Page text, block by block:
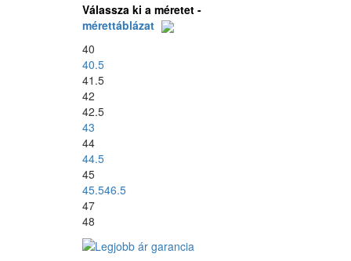
Válassza ki a méretet -
mérettáblázat
40
40.5
41.5
42
42.5
43
44
44.5
45
45.546.5
47
48